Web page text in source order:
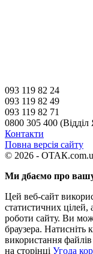
093 119 82 24
093 119 82 49
093 119 82 71
0800 305 400 (Відділ
Контакти
Повна версія сайту
© 2026 -
Ми дбаємо про вашу
Цей веб-сайт
статистичних цілей,
роботи сайту. Ви
браузера.
використання
на сторінці Угода